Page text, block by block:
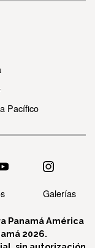
Pacífico
Galerías
Panamá América
2026.